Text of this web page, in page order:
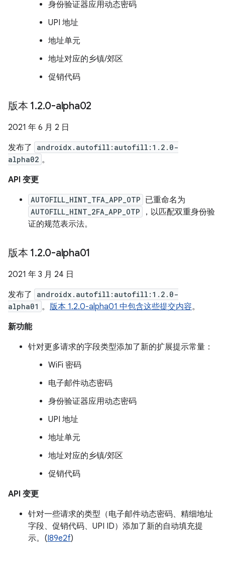
身份验证器应用动态密码
UPI 地址
地址单元
地址对应的乡镇/郊区
促销代码
版本 1.2.0-alpha02
2021 年 6 月 2 日
发布了
androidx.autofill:autofill:1.2.0-
alpha02 。
API 变更
AUTOFILL_HINT_TFA_APP_OTP 已重命名为
AUTOFILL_HINT_2FA_APP_OTP
，以匹配双重身份验
证的规范表示法。
版本 1.2.0-alpha01
2021 年 3 月 24 日
发布了
androidx.autofill:autofill:1.2.0-
alpha01 。 版本 1.2.0-alpha01 中包含这些提交内容。
新功能
针对更多请求的字段类型添加了新的扩展提示常量：
WiFi 密码
电子邮件动态密码
身份验证器应用动态密码
UPI 地址
地址单元
地址对应的乡镇/郊区
促销代码
API 变更
针对一些请求的类型（电子邮件动态密码、精细地址
字段、促销代码、UPI ID）添加了新的自动填充提
示。(I89e2f)